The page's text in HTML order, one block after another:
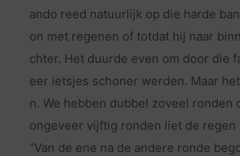
ando reed natuurlijk op die harde
on met regenen of totdat hij naar
chter. Het duurde even om door die
eer ietsjes schoner werden. Maar
n. We hebben dubbel zoveel ronden
ongeveer vijftig ronden liet de regen
“Van de ene na de andere ronde